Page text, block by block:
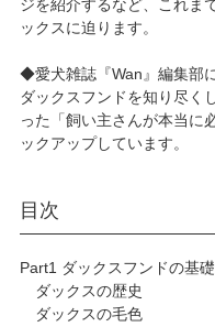
ジを紹介するなど、これま
ックスに迫ります。
◆愛犬雑誌『Wan』編集部
ダックスフンドを知り尽く
った「飼い主さんが本当に
ックアップしています。
目次
Part1 ダックスフンドの基
ダックスの歴史
ダックスの毛色